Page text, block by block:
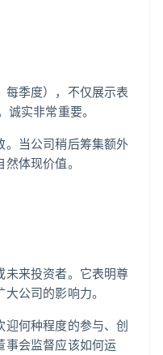
每季度），不仅展示表
实非常重要。
。当公司稍后筹集额外
体现价值。
未来投资者。它表明尊
公司的影响力。
迎何种程度的参与、创
事会监督应该如何运